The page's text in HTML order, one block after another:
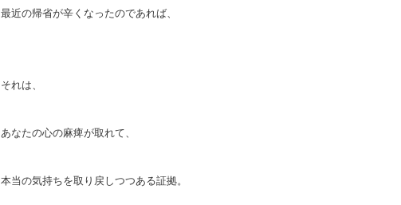
最近の帰省が辛くなったのであれば、
それは、
あなたの心の麻痺が取れて、
本当の気持ちを取り戻しつつある証拠。